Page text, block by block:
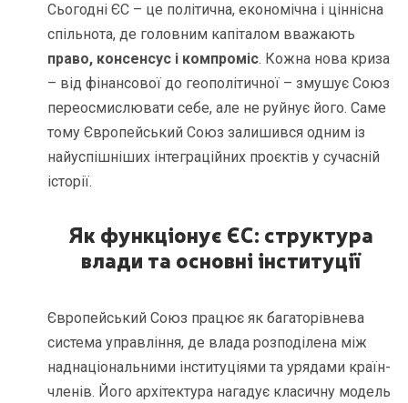
Сьогодні ЄС – це політична, економічна і ціннісна
спільнота, де головним капіталом вважають
право, консенсус і компроміс. Кожна нова криза
– від фінансової до геополітичної – змушує Союз
переосмислювати себе, але не руйнує його. Саме
тому Європейський Союз залишився одним із
найуспішніших інтеграційних проєктів у сучасній
історії.
Як функціонує ЄС: структура
влади та основні інституції
Європейський Союз працює як багаторівнева
система управління, де влада розподілена між
наднаціональними інституціями та урядами країн-
членів. Його архітектура нагадує класичну модель